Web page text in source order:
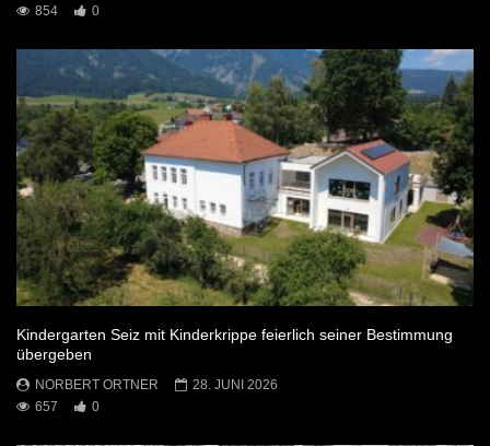
854
0
Kindergarten Seiz mit Kinderkrippe feierlich seiner Bestimmung
übergeben
NORBERT ORTNER
28. JUNI 2026
657
0